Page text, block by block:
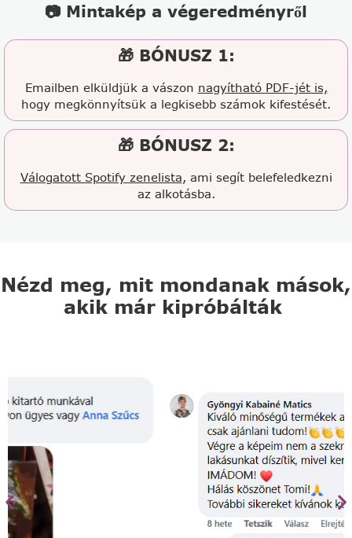
📷 Mintakép a végeredményről
🎁 BÓNUSZ 1:
Emailben elküldjük a vászon nagyítható PDF-jét is,
hogy megkönnyítsük a legkisebb számok kifestését.
🎁 BÓNUSZ 2:
Válogatott Spotify zenelista, ami segít belefeledkezni
az alkotásba.
Nézd meg, mit mondanak mások,
akik már kipróbálták